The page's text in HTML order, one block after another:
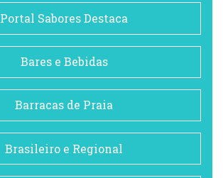
Portal Sabores Destaca
Bares e Bebidas
Barracas de Praia
Brasileiro e Regional